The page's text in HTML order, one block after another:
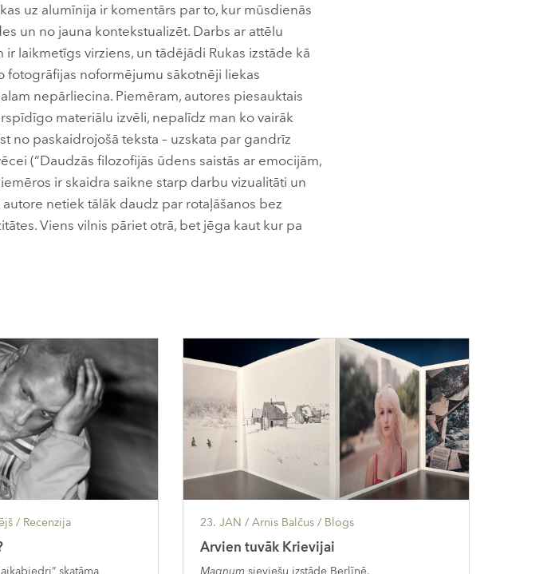
uz alumīnija ir komentārs par to, kur mūsdienās
un no jauna kontekstualizēt. Darbs ar attēlu
laikmetīgs virziens, un tādējādi Rukas izstāde kā
noformējumu sākotnēji liekas
nepārliecina. Piemēram, autores piesauktais
materiālu izvēli, nepalīdz man ko vairāk
no paskaidrojošā teksta – uzskata par gandrīz
(“Daudzās filozofijās ūdens saistās ar emocijām,
ir skaidra saikne starp darbu vizualitāti un
netiek tālāk daudz par rotaļāšanos bez
Viens vilnis pāriet otrā, bet jēga kaut kur pa
/ Recenzija 23. JAN / Arnis Balčus / Blogs
Arvien tuvāk Krievijai